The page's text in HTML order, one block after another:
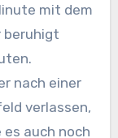
mit dem
beruhigt
nach einer
verlassen,
auch noch